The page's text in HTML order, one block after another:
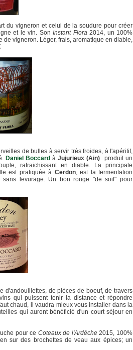
du vigneron et celui de la soudure pour créer
et le vin. Son Instant Flora 2014, un 100%
vigneron. Léger, frais, aromatique en diable,
de bulles à servir très froides, à l'apéritif,
Daniel Boccard àJujurieux (Ain)
produit un
rafraichissant en diable. La principale
est pratiquée à Cerdon, est la fermentation
levurage. Un bon rouge "de soif" pour
d'andouillettes, de pièces de boeuf, de travers
qui puissent tenir la distance et répondre
chaud, il vaudra mieux vous installer dans la
qui auront bénéficié d'un court séjour en
pour ce Coteaux de l'Ardéche2015, 100%
sur des brochettes de veau aux épices; un